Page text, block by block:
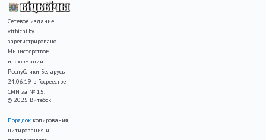
Сетевое издание
vitbichi.by
зарегистрировано
Министерством
информации
Республики Беларусь
24.06.19 в Госреестре
СМИ за № 15.
© 2025 Витебск
Порядок копирования,
цитирования и